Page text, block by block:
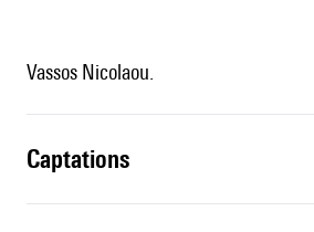
Vassos Nicolaou.
captations